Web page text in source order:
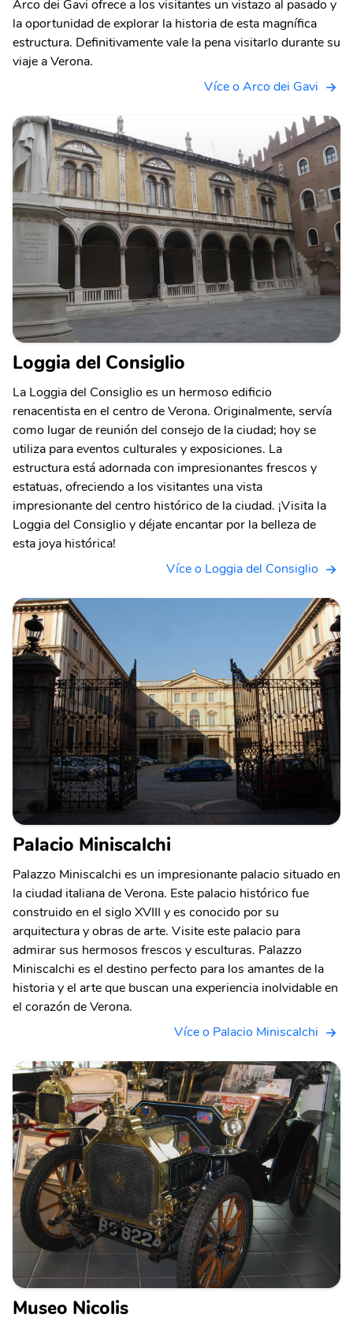
Arco dei Gavi ofrece a los visitantes un vistazo al pasado y
la oportunidad de explorar la historia de esta magnífica
estructura. Definitivamente vale la pena visitarlo durante su
viaje a Verona.
Více o Arco dei Gavi
Loggia del Consiglio
La Loggia del Consiglio es un hermoso edificio
renacentista en el centro de Verona. Originalmente, servía
como lugar de reunión del consejo de la ciudad; hoy se
utiliza para eventos culturales y exposiciones. La
estructura está adornada con impresionantes frescos y
estatuas, ofreciendo a los visitantes una vista
impresionante del centro histórico de la ciudad. ¡Visita la
Loggia del Consiglio y déjate encantar por la belleza de
esta joya histórica!
Více o Loggia del Consiglio
Palacio Miniscalchi
Palazzo Miniscalchi es un impresionante palacio situado en
la ciudad italiana de Verona. Este palacio histórico fue
construido en el siglo XVIII y es conocido por su
arquitectura y obras de arte. Visite este palacio para
admirar sus hermosos frescos y esculturas. Palazzo
Miniscalchi es el destino perfecto para los amantes de la
historia y el arte que buscan una experiencia inolvidable en
el corazón de Verona.
Více o Palacio Miniscalchi
Museo Nicolis